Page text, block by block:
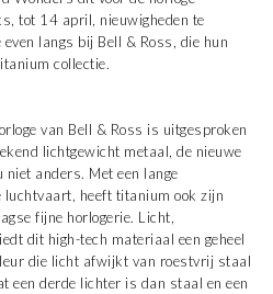
tot 14 april, nieuwigheden te
langs bij Bell & Ross, die hun
collectie.
van Bell & Ross is uitgesproken
lichtgewicht metaal, de nieuwe
anders. Met een lange
luchtvaart, heeft titanium ook zijn
fijne horlogerie. Licht,
dit high-tech materiaal een geheel
die licht afwijkt van roestvrij staal
een derde lichter is dan staal en een